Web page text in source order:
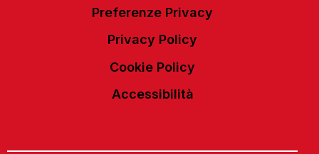
Preferenze Privacy
Privacy Policy
Cookie Policy
Accessibilità